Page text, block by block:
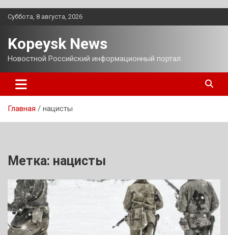
Перейти
Суббота, 8 августа, 2026
Kopeysk News
Новостной Российский информационный портал.
Главная нацисты
Метка: нацисты